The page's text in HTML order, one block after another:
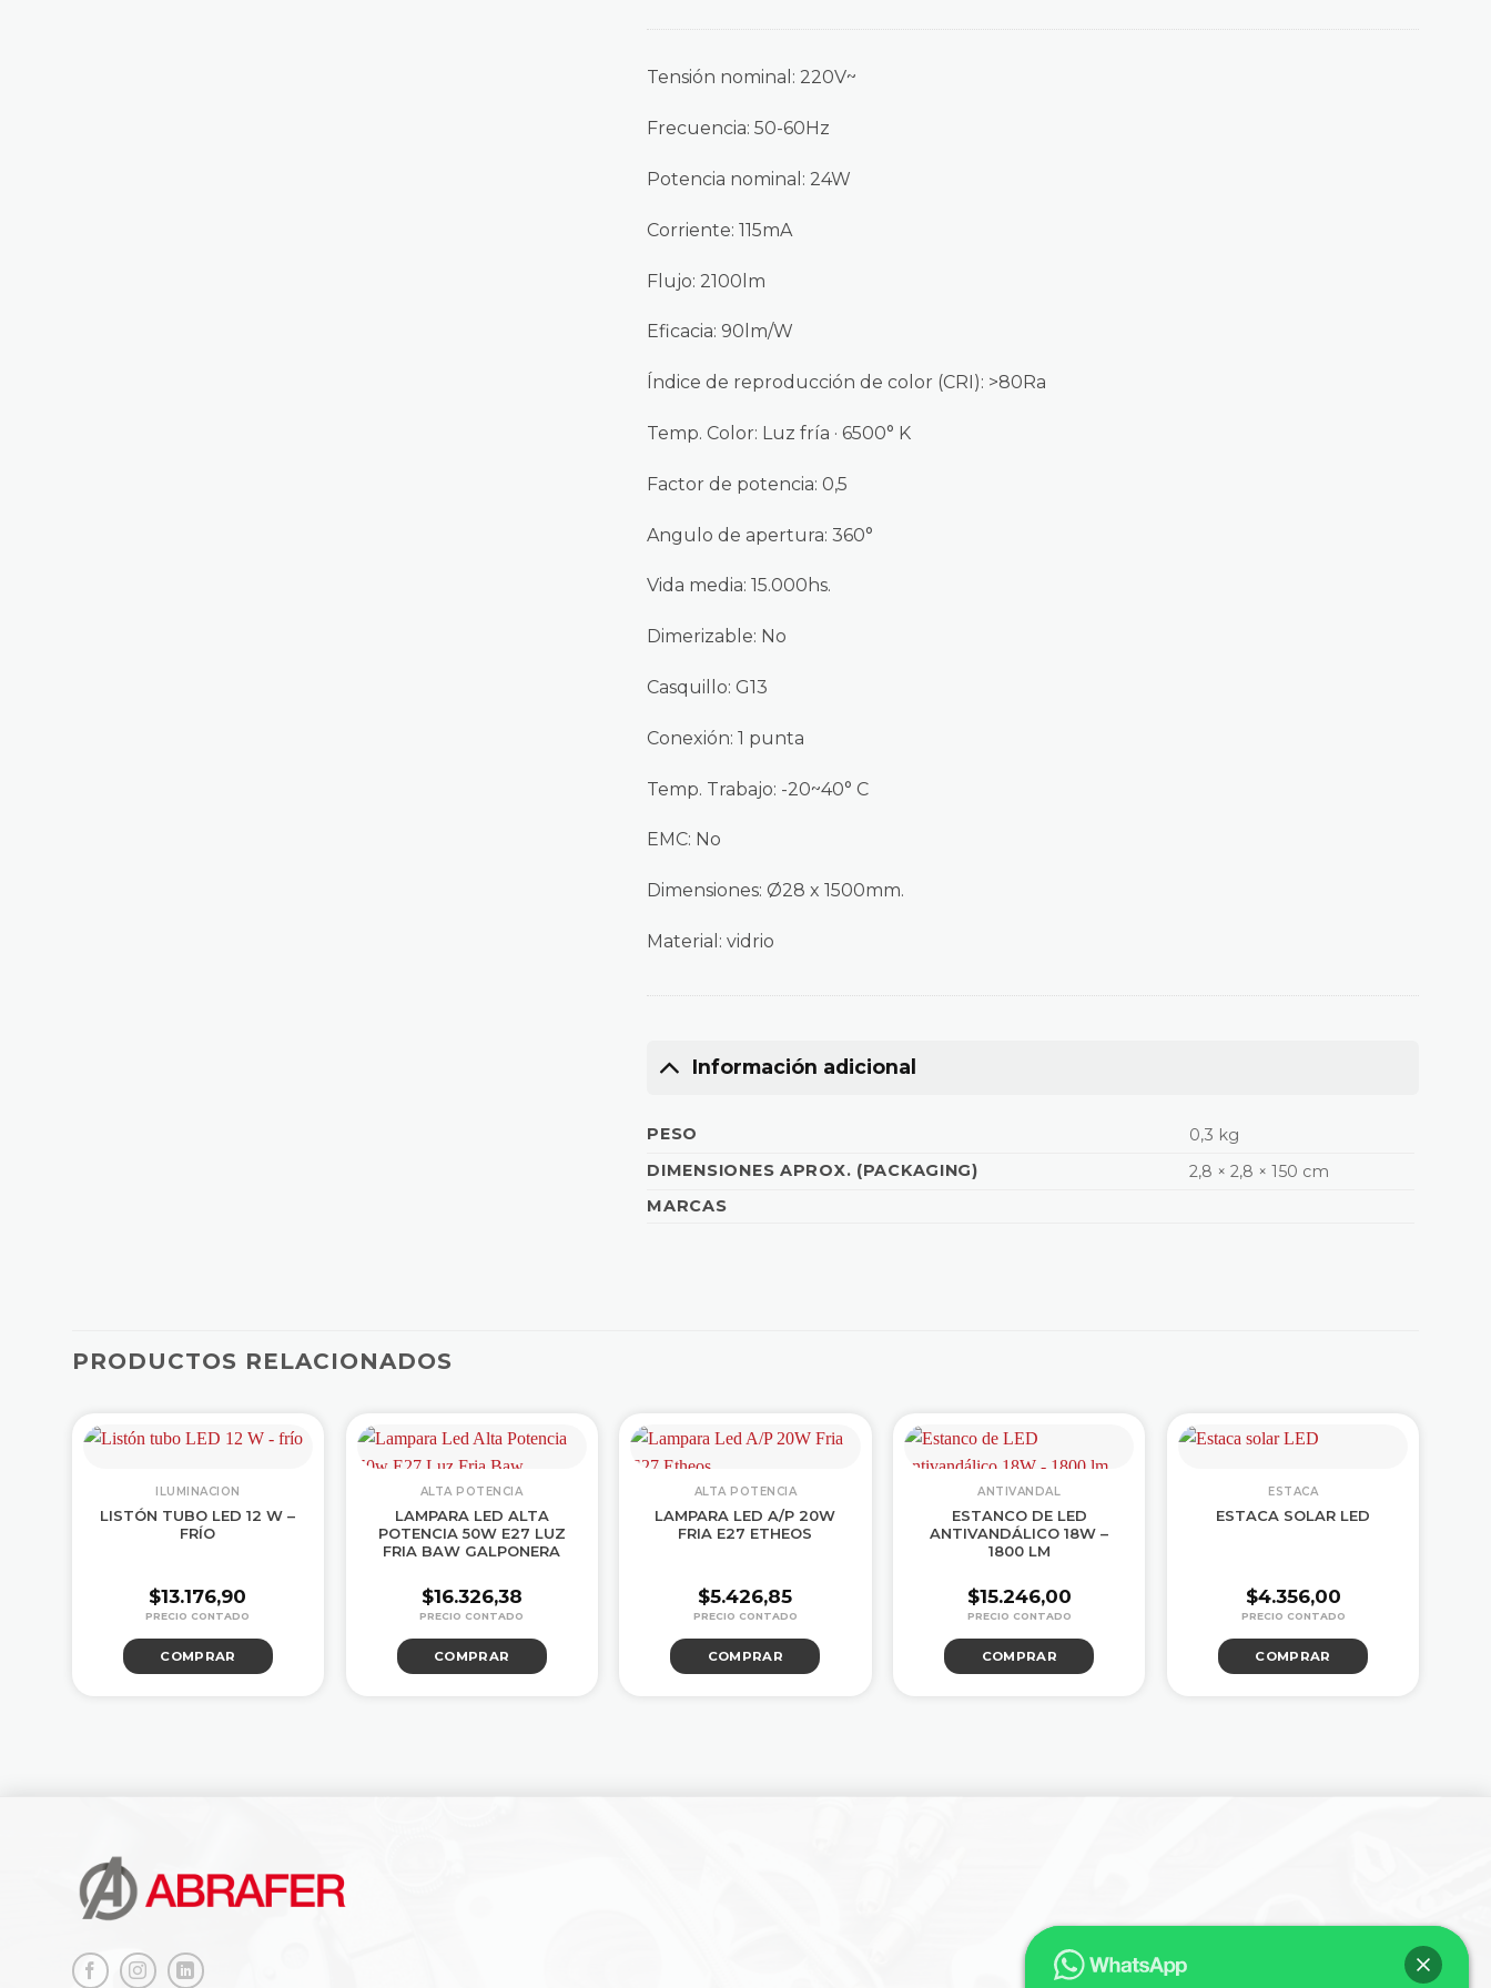
Tensión nominal: 220V~
Frecuencia: 50-60Hz
Potencia nominal: 24W
Corriente: 115mA
Flujo: 2100lm
Eficacia: 90lm/W
Índice de reproducción de color (CRI): >80Ra
Temp. Color: Luz fría · 6500° K
Factor de potencia: 0,5
Angulo de apertura: 360°
Vida media: 15.000hs.
Dimerizable: No
Casquillo: G13
Conexión: 1 punta
Temp. Trabajo: -20~40° C
EMC: No
Dimensiones: Ø28 x 1500mm.
Material: vidrio
Información adicional
PESO
0,3 kg
DIMENSIONES APROX. (PACKAGING)
2,8 × 2,8 × 150 cm
MARCAS
PRODUCTOS RELACIONADOS
ILUMINACION
LISTÓN TUBO LED 12 W –
FRÍO
$13.176,90
COMPRAR
ALTA POTENCIA
LAMPARA LED ALTA
POTENCIA 50W E27 LUZ
FRIA BAW GALPONERA
$16.326,38
COMPRAR
ALTA POTENCIA
LAMPARA LED A/P 20W
FRIA E27 ETHEOS
$5.426,85
COMPRAR
ANTIVANDAL
ESTANCO DE LED
ANTIVANDÁLICO 18W –
1800 LM
$15.246,00
COMPRAR
ESTACA
ESTACA SOLAR LED
$4.356,00
COMPRAR